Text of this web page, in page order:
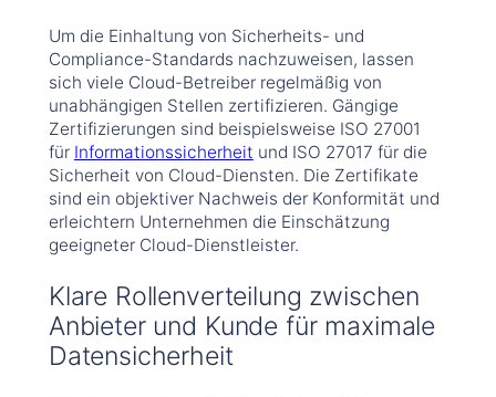
Um die Einhaltung von Sicherheits- und
Compliance-Standards nachzuweisen, lassen
sich viele Cloud-Betreiber regelmäßig von
unabhängigen Stellen zertifizieren. Gängige
Zertifizierungen sind beispielsweise ISO 27001
für Informationssicherheit und ISO 27017 für die
Sicherheit von Cloud-Diensten. Die Zertifikate
sind ein objektiver Nachweis der Konformität und
erleichtern Unternehmen die Einschätzung
geeigneter Cloud-Dienstleister.
Klare Rollenverteilung zwischen
Anbieter und Kunde für maximale
Datensicherheit